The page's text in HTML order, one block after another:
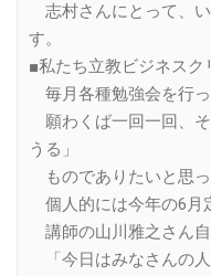
志村さんにとって、
す。
■私たち立教ビジネスク
毎月各種勉強会を行っ
願わくば一回一回、
うる」
ものでありたいと思っ
個人的には今年の6月
講師の山川雅之さん自
「今日はみなさんの